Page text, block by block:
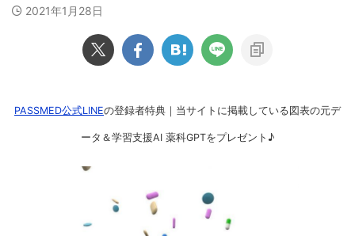
良い例：テセントリク
悪い例：てせんとりく テセンタリク
2021年1月28日
PASSMED公式LINEの登録者特典｜当サイトに掲載している図表の元デ
ータ＆学習支援AI 薬科GPTをプレゼント♪